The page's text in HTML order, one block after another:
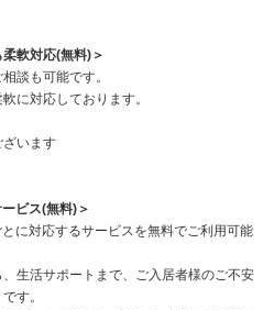
軟対応(無料)＞
談も可能です。
に対応しております。
います
ビス(無料)＞
に対応するサービスを無料でご利用可能
生活サポートまで、ご入居者様のご不安
す。